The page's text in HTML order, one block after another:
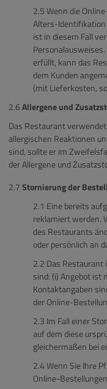
Wenn die
Alters-Identifikation
ist in diesem Fall
erfüllt, kann das
dem Kunden
(mit Lieferkosten,
Allergene und
Das Restaurant
allergischen Reaktionen
sind, sollte er im
der Allergene und
Stornierung der
Eine bereits
reklamiert werden.
des Restaurants
oder persönlich an
Das Restaurant
sind: (i) Angebot ist
Kontaktangaben
der Online-
Im Fall einer
auf dem diese
gleichermaßen bei
Wenn Sie Ihre
Online-